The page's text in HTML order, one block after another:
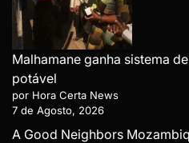
Malhamane ganha sistema
potável
por Hora Certa News
7 de Agosto, 2026
A Good Neighbors